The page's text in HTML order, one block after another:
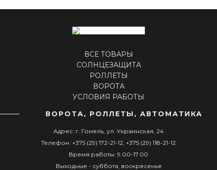
ВСЕ ТОВАРЫ
СОЛНЦЕЗАЩИТА
РОЛЛЕТЫ
ВОРОТА
УСЛОВИЯ РАБОТЫ
ВОРОТА, РОЛЛЕТЫ, АВТОМАТИКА
Адрес: г. Гомель, ул. Украинская, 24
Телефон: +375 (29) 172-21-12, +375 (29) 118-21-12
Время работы: 9.00-17.00
Выходные - суббота, воскресенье